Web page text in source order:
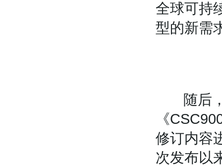
全球可持
型的新需
随后，
《
修订内容
次发布以